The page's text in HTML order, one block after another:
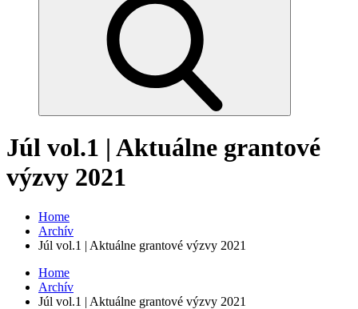
Júl vol.1 | Aktuálne grantové
výzvy 2021
Home
Archív
Júl vol.1 | Aktuálne grantové výzvy 2021
Home
Archív
Júl vol.1 | Aktuálne grantové výzvy 2021